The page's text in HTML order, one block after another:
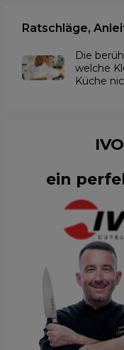
Ratschläge,
Die
welche
Küche
ein